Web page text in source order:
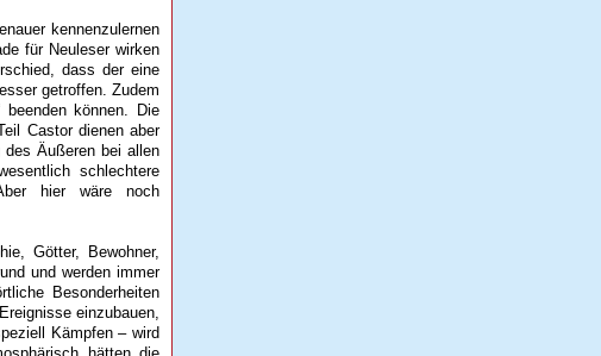
kennenzulernen
für Neuleser wirken
dass der eine
getroffen. Zudem
können. Die
Castor dienen aber
Äußeren bei allen
schlechtere
hier wäre noch
Götter, Bewohner,
und werden immer
Besonderheiten
einzubauen,
Kämpfen – wird